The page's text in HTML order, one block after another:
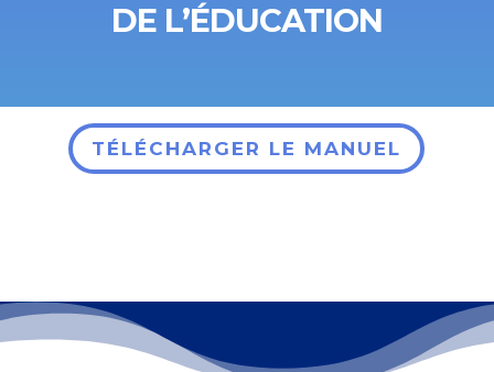
DE L’ÉDUCATION
TÉLÉCHARGER LE MANUEL